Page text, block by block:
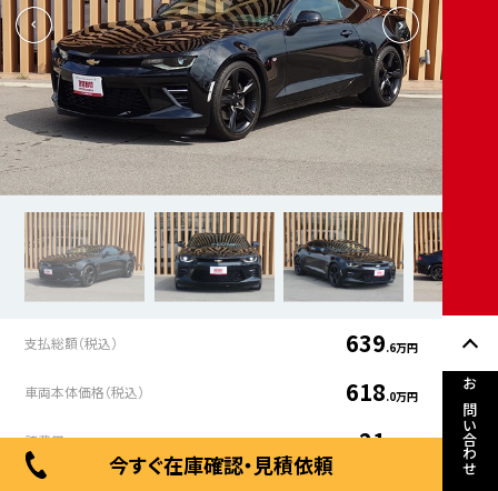
お問い合わせ
支払総額（税込） 639.6万円
車両本体価格（税込） 618.0万円
諸費用 21
今すぐ在庫確認・見積依頼